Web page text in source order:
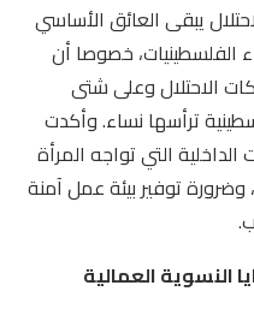
يبقى العائق الأساسي
الفلسطينيات، خصوصا أن
الاحتلال وعلى شتى
الفلسطينية ترأسها نساء. وأكدت
التي تواجه المرأة
توفير بيئة عمل آمنة
النسوية العمالية